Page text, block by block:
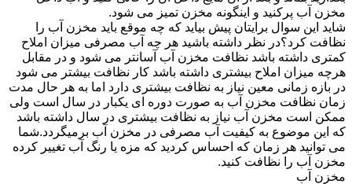
مخزن آب پرکنید و اینگونه مخزن تمیز می شود.
شاید این سوال برایتان پیش بیاید که چه موقع باید مخزن آب را
نظافت کرد؟در نظر داشته باشید هر چه آب مصرفی میزان املاح
کمتری داشته باشد نظافت مخزن آب آسانتر می شود و در مقابل
هرچه میزان املاح بیشتری داشته باشد کار نظافت بیشتر می شود
در بازه زمانی معین نیاز به نظافت بیشتری دارد اما به هر حال مدت
زمان نظافت مخزن آب به صورت دوره ای یکبار در سال است ولی
ممکن است مخزن آب نیاز به نظافت بیشتری در سال داشته باشد
که این موضوع به کیفیت آب مصرفی در مخزن آب برمیگردد.شما
می توانید هر زمان که احساس کردید که مزه یا رنگ آب تغییر کرده
مخزن آب را نظافت کنید.
مخزن آب